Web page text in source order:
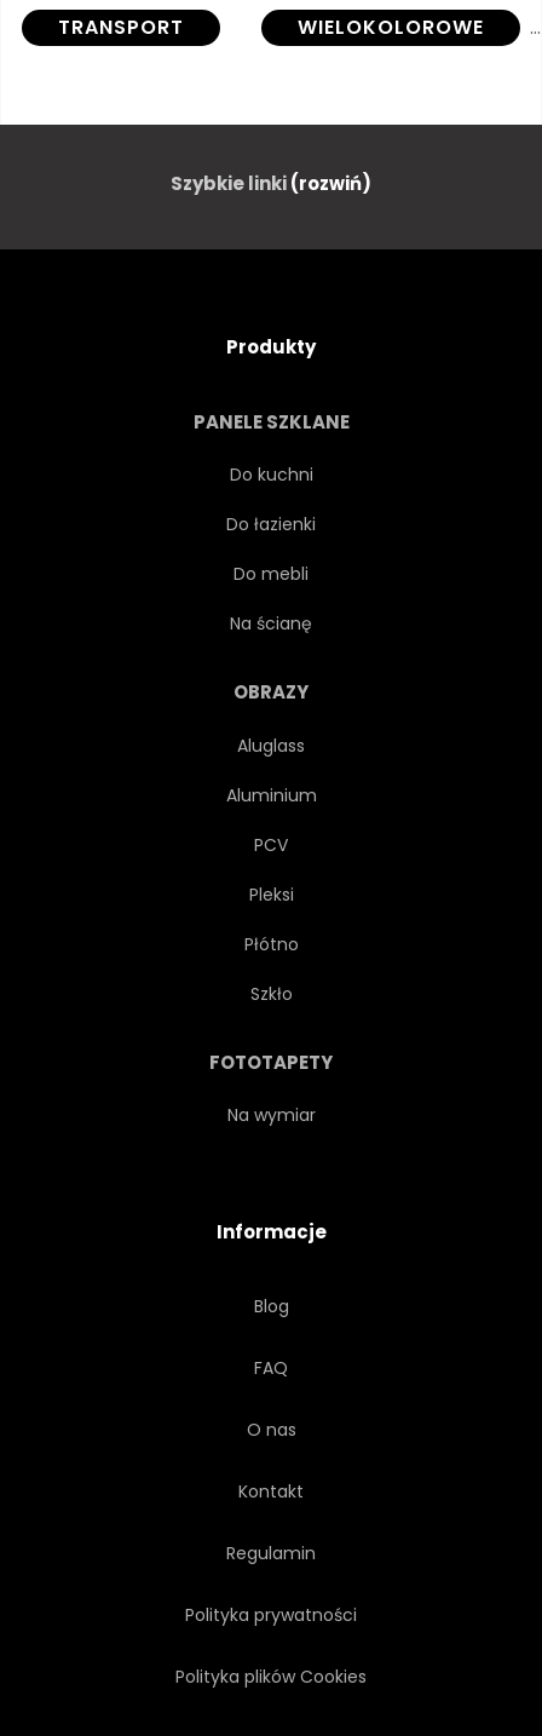
TRANSPORT WIELOKOLOROWE
SAMOCHODOWYCH
NIEBIESKI WSPÓŁCZESNY
ELEGANCJA
GRAFICZNY
NA BIAŁYM TLE
Szybkie linki(rozwiń)
Produkty
PANELE SZKLANE
Do kuchni
Do łazienki
Do mebli
Na ścianę
OBRAZY
Aluglass
Aluminium
PCV
Pleksi
Płótno
Szkło
FOTOTAPETY
Na wymiar
Informacje
Blog
FAQ
O nas
Kontakt
Regulamin
Polityka prywatności
Polityka plików Cookies